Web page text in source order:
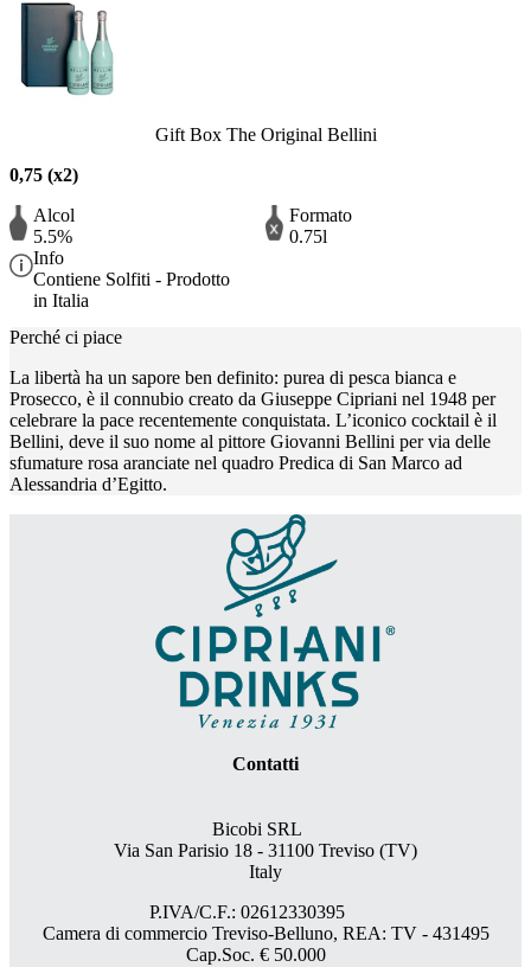
Gift Box The Original Bellini
0,75 (x2)
Alcol
5.5%
Formato
0.75l
Info
Contiene Solfiti - Prodotto
in Italia
Perché ci piace
La libertà ha un sapore ben definito: purea di pesca bianca e
Prosecco, è il connubio creato da Giuseppe Cipriani nel 1948 per
celebrare la pace recentemente conquistata. L’iconico cocktail è il
Bellini, deve il suo nome al pittore Giovanni Bellini per via delle
sfumature rosa aranciate nel quadro Predica di San Marco ad
Alessandria d’Egitto.
Contatti
Bicobi SRL
Via San Parisio 18 - 31100 Treviso (TV)
Italy
P.IVA/C.F.: 02612330395
Camera di commercio Treviso-Belluno, REA: TV - 431495
Cap.Soc. € 50.000